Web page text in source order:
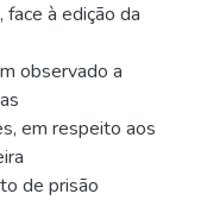
à edição da
observado a
em respeito aos
de prisão